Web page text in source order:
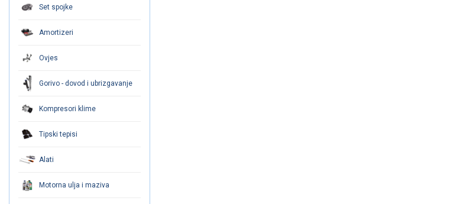
Set spojke
Amortizeri
Ovjes
Gorivo - dovod i ubrizgavanje
Kompresori klime
Tipski tepisi
Alati
Motorna ulja i maziva